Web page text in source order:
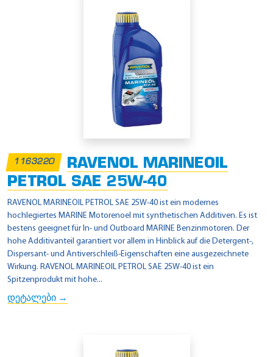
1163220
RAVENOL MARINEOIL
PETROL SAE 25W-40
RAVENOL MARINEOIL PETROL SAE 25W-40 ist ein modernes
hochlegiertes MARINE Motorenoel mit synthetischen Additiven. Es ist
bestens geeignet für In- und Outboard MARINE Benzinmotoren. Der
hohe Additivanteil garantiert vor allem in Hinblick auf die Detergent-,
Dispersant- und Antiverschleiß-Eigenschaften eine ausgezeichnete
Wirkung. RAVENOL MARINEOIL PETROL SAE 25W-40 ist ein
Spitzenprodukt mit hohe...
დეტალები →